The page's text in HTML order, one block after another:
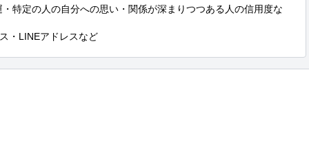
特定の人の自分への思い・関係が深まりつつある人の信用度な
・LINEアドレスなど